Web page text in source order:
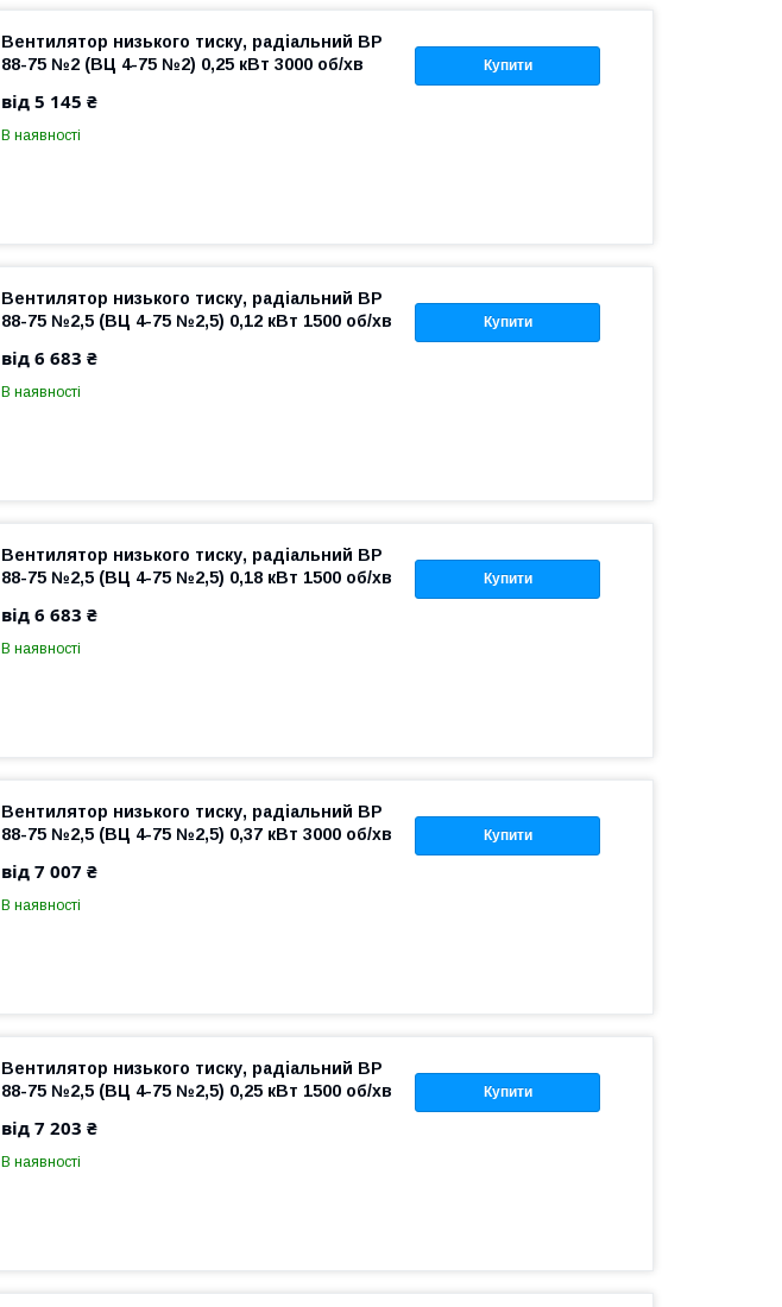
Купити
Вентилятор низького тиску, радіальний ВР
88-75 №2 (ВЦ 4-75 №2) 0,25 кВт 3000 об/хв
від 5 145 ₴
В наявності
Купити
Вентилятор низького тиску, радіальний ВР
88-75 №2,5 (ВЦ 4-75 №2,5) 0,12 кВт 1500 об/хв
від 6 683 ₴
В наявності
Купити
Вентилятор низького тиску, радіальний ВР
88-75 №2,5 (ВЦ 4-75 №2,5) 0,18 кВт 1500 об/хв
від 6 683 ₴
В наявності
Купити
Вентилятор низького тиску, радіальний ВР
88-75 №2,5 (ВЦ 4-75 №2,5) 0,37 кВт 3000 об/хв
від 7 007 ₴
В наявності
Купити
Вентилятор низького тиску, радіальний ВР
88-75 №2,5 (ВЦ 4-75 №2,5) 0,25 кВт 1500 об/хв
від 7 203 ₴
В наявності